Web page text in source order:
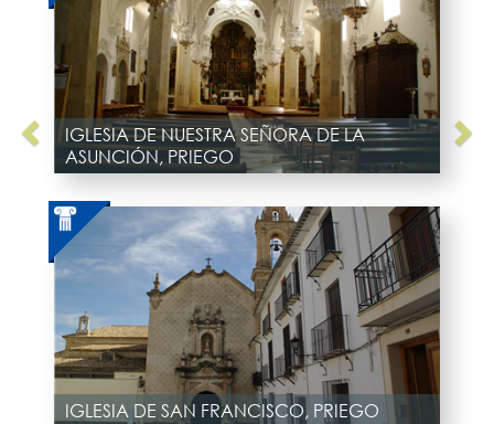
IGLESIA DE NUESTRA SEÑORA DE LA
ASUNCIÓN, PRIEGO
IGLESIA DE SAN FRANCISCO, PRIEGO